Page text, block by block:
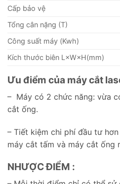
Cấp bảo vệ
Tổng cân nặng (T)
Công suất máy (Kwh)
Kích thước biên L×W×H(mm)
Ưu điểm của máy cắt
– Máy có 2 chức năng: vừa
cắt ống.
– Tiết kiệm chi phí đầu tư
máy cắt tấm và máy cắt ống
NHƯỢC ĐIỂM :